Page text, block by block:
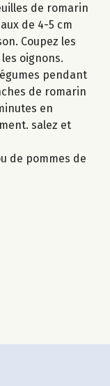
de romarin
de 4-5 cm
Coupez les
oignons.
pendant
de romarin
en
salez et
de pommes de